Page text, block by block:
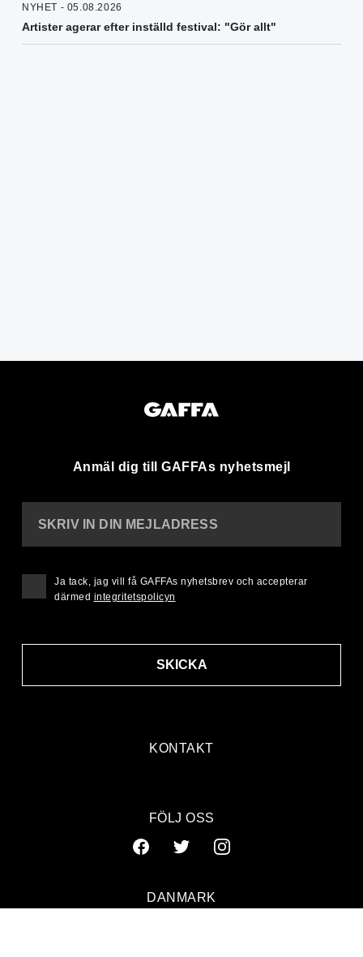
NYHET - 05.08.2026
Artister agerar efter inställd festival: "Gör allt"
Anmäl dig till GAFFAs nyhetsmejl
KONTAKT
SKRIV IN DIN MEJLADRESS
SKICKA
Ja tack, jag vill få GAFFAs nyhetsbrev och accepterar
därmed integritetspolicyn
FÖLJ OSS
DANMARK